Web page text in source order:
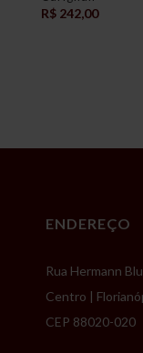
R$242,00
ENDEREÇO
Rua Hermann
Centro |
CEP 88020-020